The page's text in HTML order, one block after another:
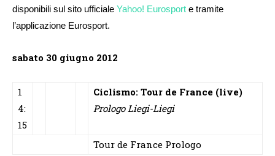
disponibili sul sito ufficiale Yahoo! Eurosport e tramite
l’applicazione Eurosport.
sabato 30 giugno 2012
1
4:
15
Ciclismo: Tour de France (live)
Prologo Liegi-Liegi
Tour de France Prologo